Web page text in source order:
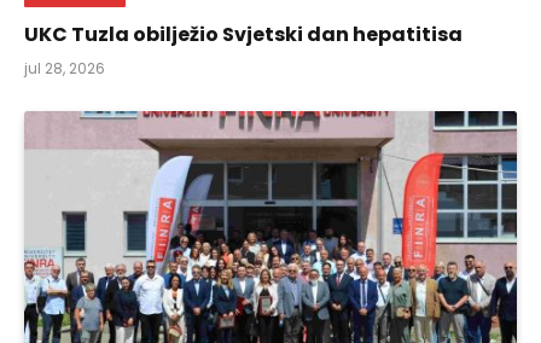
UKC Tuzla obilježio Svjetski dan hepatitisa
jul 28, 2026